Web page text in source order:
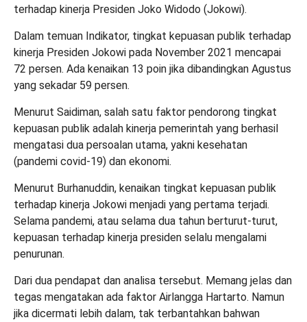
terhadap kinerja Presiden Joko Widodo (Jokowi).
Dalam temuan Indikator, tingkat kepuasan publik terhadap
kinerja Presiden Jokowi pada November 2021 mencapai
72 persen. Ada kenaikan 13 poin jika dibandingkan Agustus
yang sekadar 59 persen.
Menurut Saidiman, salah satu faktor pendorong tingkat
kepuasan publik adalah kinerja pemerintah yang berhasil
mengatasi dua persoalan utama, yakni kesehatan
(pandemi covid-19) dan ekonomi.
Menurut Burhanuddin, kenaikan tingkat kepuasan publik
terhadap kinerja Jokowi menjadi yang pertama terjadi.
Selama pandemi, atau selama dua tahun berturut-turut,
kepuasan terhadap kinerja presiden selalu mengalami
penurunan.
Dari dua pendapat dan analisa tersebut. Memang jelas dan
tegas mengatakan ada faktor Airlangga Hartarto. Namun
jika dicermati lebih dalam, tak terbantahkan bahwan